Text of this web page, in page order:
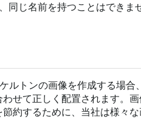
同じ名前を持つことはできま
ルトンの画像を作成する場合
せて正しく配置されます。
約するために、当社は様々